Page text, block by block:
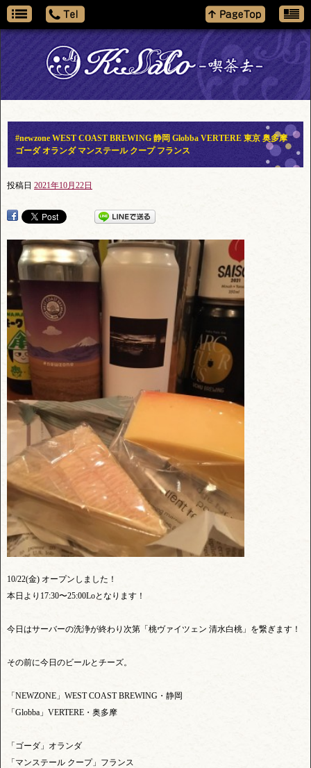
#newzone WEST COAST BREWING 静岡 Globba VERTERE 東京 奥多摩
ゴーダ オランダ マンステール クープ フランス
投稿日 2021年10月22日
10/22(金) オープンしました！
本日より17:30〜25:00Loとなります！
今日はサーバーの洗浄が終わり次第「桃ヴァイツェン 清水白桃」を繋ぎます！
その前に今日のビールとチーズ。
「NEWZONE」WEST COAST BREWING・静岡
「Globba」VERTERE・奥多摩
「ゴーダ」オランダ
「マンステール クープ」フランス